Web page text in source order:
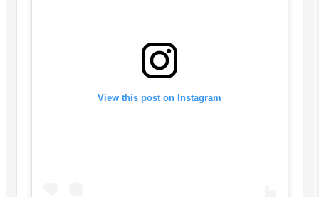
View this post on Instagram